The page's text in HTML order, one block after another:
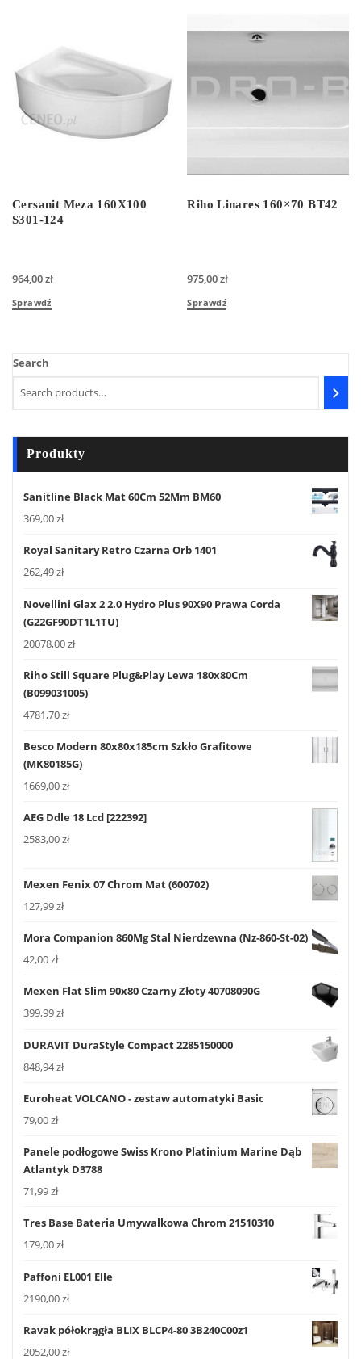
Cersanit Meza 160X100
S301-124
964,00zł
Sprawdź
Riho Linares 160×70 BT42
975,00zł
Sprawdź
Search
Produkty
Sanitline Black Mat 60Cm 52Mm BM60
369,00zł
Royal Sanitary Retro Czarna Orb 1401
262,49zł
Novellini Glax 2 2.0 Hydro Plus 90X90 Prawa Corda
(G22GF90DT1L1TU)
20078,00zł
Riho Still Square Plug&Play Lewa 180x80Cm
(B099031005)
4781,70zł
Besco Modern 80x80x185cm Szkło Grafitowe
(MK80185G)
1669,00zł
AEG Ddle 18 Lcd [222392]
2583,00zł
Mexen Fenix 07 Chrom Mat (600702)
127,99zł
Mora Companion 860Mg Stal Nierdzewna (Nz-860-St-02)
42,00zł
Mexen Flat Slim 90x80 Czarny Złoty 40708090G
399,99zł
DURAVIT DuraStyle Compact 2285150000
848,94zł
Euroheat VOLCANO - zestaw automatyki Basic
79,00zł
Panele podłogowe Swiss Krono Platinium Marine Dąb
Atlantyk D3788
71,99zł
Tres Base Bateria Umywalkowa Chrom 21510310
179,00zł
Paffoni EL001 Elle
2190,00zł
Ravak półokrągła BLIX BLCP4-80 3B240C00z1
2052,00zł